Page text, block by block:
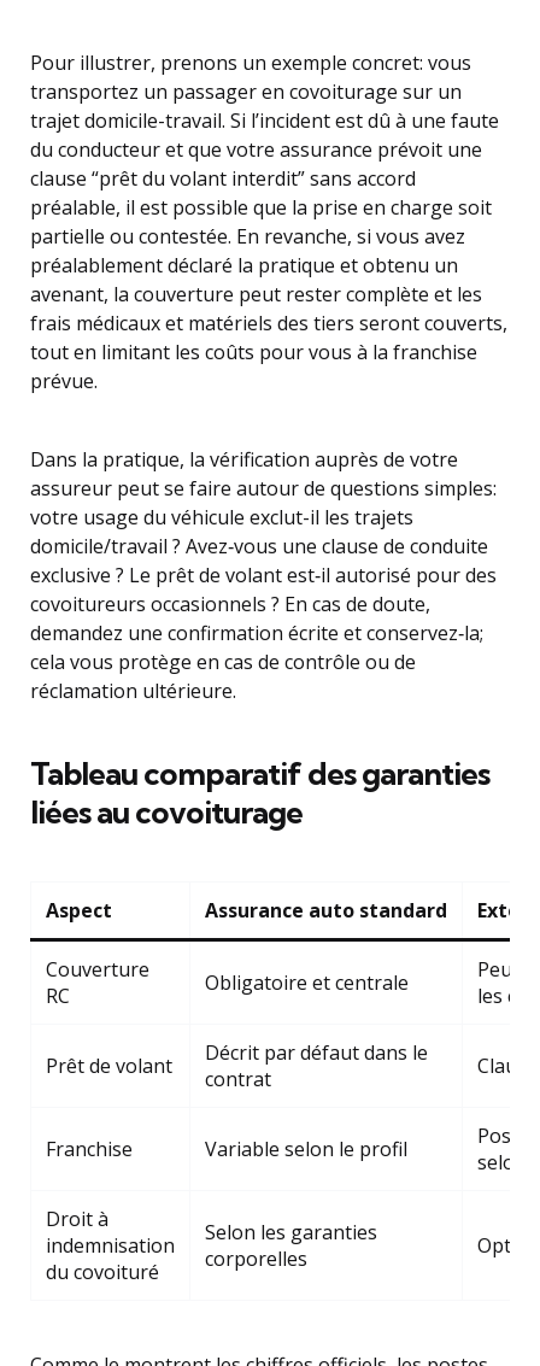
Pour illustrer, prenons un exemple concret: vous
transportez un passager en covoiturage sur un
trajet domicile-travail. Si l’incident est dû à une faute
du conducteur et que votre assurance prévoit une
clause “prêt du volant interdit” sans accord
préalable, il est possible que la prise en charge soit
partielle ou contestée. En revanche, si vous avez
préalablement déclaré la pratique et obtenu un
avenant, la couverture peut rester complète et les
frais médicaux et matériels des tiers seront couverts,
tout en limitant les coûts pour vous à la franchise
prévue.
Dans la pratique, la vérification auprès de votre
assureur peut se faire autour de questions simples:
votre usage du véhicule exclut-il les trajets
domicile/travail ? Avez‑vous une clause de conduite
exclusive ? Le prêt de volant est‑il autorisé pour des
covoitureurs occasionnels ? En cas de doute,
demandez une confirmation écrite et conservez‑la;
cela vous protège en cas de contrôle ou de
réclamation ultérieure.
Tableau comparatif des garanties
liées au covoiturage
Aspect Assurance auto standard
Couverture
RC
Obligatoire et centrale
Peut
les
Prêt de volant
Décrit par défaut dans le
contrat
Franchise Variable selon le profil
selon
Droit à
indemnisation
du covoituré
Selon les garanties
corporelles